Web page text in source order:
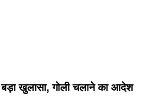
खुलासा, गोली चलाने का आदेश